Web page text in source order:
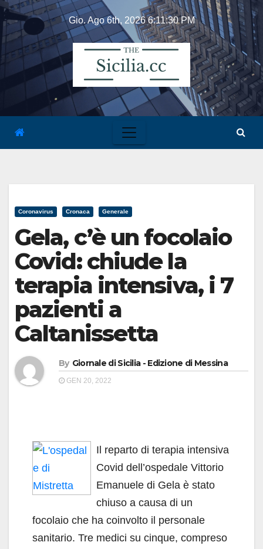
Skip
content
Gio. Ago 6th, 20266:11:31 PM
Coronavirus Cronaca Generale
Gela, c’è un focolaio
Covid: chiude la
terapia intensiva, i 7
pazienti a
Caltanissetta
By Giornale di Sicilia - Edizione di Messina
GEN 20, 2022
Il reparto di terapia intensiva
Covid dell’ospedale Vittorio
Emanuele di Gela è stato
chiuso a causa di un
focolaio che ha coinvolto il personale
sanitario. Tre medici su cinque, compreso